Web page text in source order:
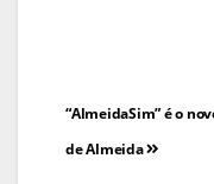
de
“AlmeidaSim” é o
de Almeida